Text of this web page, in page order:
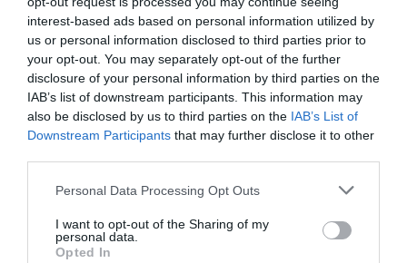
interest-based ads based on personal information utilized by
us or personal information disclosed to third parties prior to
your opt-out. You may separately opt-out of the further
disclosure of your personal information by third parties on the
IAB’s list of downstream participants. This information may
also be disclosed by us to third parties on the IAB’s List of
Downstream Participants that may further disclose it to other
Personal Data Processing Opt Outs
I want to opt-out of the Sharing of my
personal data.
Opted In
timp pe via Coribanti în aşteptarea de a fi reparat de
un atelier auto. Andrei Gabriel Kondratovici, fără
antecedente penale, era de trei ani domiciliat la mică
distanţă de locul în care a fost comisă fapta. Lucra
ocazional ca muncitor în construcţii.
împuşcat în cap, îngropat în pădure şi acoperit cu
var nestins de amantul italian
Român ucis de un conațional într-o baracă la